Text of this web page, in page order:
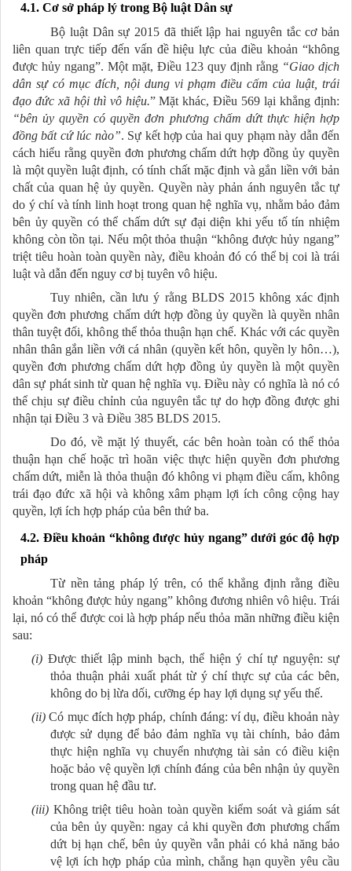
4.1. Cơ sở pháp lý trong Bộ luật Dân sự
Bộ luật Dân sự 2015 đã thiết lập hai nguyên tắc cơ bản
liên quan trực tiếp đến vấn đề hiệu lực của điều khoản “không
được hủy ngang”. Một mặt, Điều 123 quy định rằng “Giao dịch
dân sự có mục đích, nội dung vi phạm điều cấm của luật, trái
đạo đức xã hội thì vô hiệu.” Mặt khác, Điều 569 lại khẳng định:
“bên ủy quyền có quyền đơn phương chấm dứt thực hiện hợp
đồng bất cứ lúc nào”. Sự kết hợp của hai quy phạm này dẫn đến
cách hiểu rằng quyền đơn phương chấm dứt hợp đồng ủy quyền
là một quyền luật định, có tính chất mặc định và gắn liền với bản
chất của quan hệ ủy quyền. Quyền này phản ánh nguyên tắc tự
do ý chí và tính linh hoạt trong quan hệ nghĩa vụ, nhằm bảo đảm
bên ủy quyền có thể chấm dứt sự đại diện khi yếu tố tín nhiệm
không còn tồn tại. Nếu một thỏa thuận “không được hủy ngang”
triệt tiêu hoàn toàn quyền này, điều khoản đó có thể bị coi là trái
luật và dẫn đến nguy cơ bị tuyên vô hiệu.
Tuy nhiên, cần lưu ý rằng BLDS 2015 không xác định
quyền đơn phương chấm dứt hợp đồng ủy quyền là quyền nhân
thân tuyệt đối, không thể thỏa thuận hạn chế. Khác với các quyền
nhân thân gắn liền với cá nhân (quyền kết hôn, quyền ly hôn…),
quyền đơn phương chấm dứt hợp đồng ủy quyền là một quyền
dân sự phát sinh từ quan hệ nghĩa vụ. Điều này có nghĩa là nó có
thể chịu sự điều chỉnh của nguyên tắc tự do hợp đồng được ghi
nhận tại Điều 3 và Điều 385 BLDS 2015.
Do đó, về mặt lý thuyết, các bên hoàn toàn có thể thỏa
thuận hạn chế hoặc trì hoãn việc thực hiện quyền đơn phương
chấm dứt, miễn là thỏa thuận đó không vi phạm điều cấm, không
trái đạo đức xã hội và không xâm phạm lợi ích công cộng hay
quyền, lợi ích hợp pháp của bên thứ ba.
4.2. Điều khoản “không được hủy ngang” dưới góc độ hợp
pháp
Từ nền tảng pháp lý trên, có thể khẳng định rằng điều
khoản “không được hủy ngang” không đương nhiên vô hiệu. Trái
lại, nó có thể được coi là hợp pháp nếu thỏa mãn những điều kiện
sau:
(i) Được thiết lập minh bạch, thể hiện ý chí tự nguyện: sự
thỏa thuận phải xuất phát từ ý chí thực sự của các bên,
không do bị lừa dối, cưỡng ép hay lợi dụng sự yếu thế.
(ii) Có mục đích hợp pháp, chính đáng: ví dụ, điều khoản này
được sử dụng để bảo đảm nghĩa vụ tài chính, bảo đảm
thực hiện nghĩa vụ chuyển nhượng tài sản có điều kiện
hoặc bảo vệ quyền lợi chính đáng của bên nhận ủy quyền
trong quan hệ đầu tư.
(iii) Không triệt tiêu hoàn toàn quyền kiểm soát và giám sát
của bên ủy quyền: ngay cả khi quyền đơn phương chấm
dứt bị hạn chế, bên ủy quyền vẫn phải có khả năng bảo
vệ lợi ích hợp pháp của mình, chẳng hạn quyền yêu cầu